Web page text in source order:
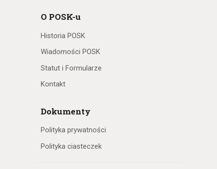
O POSK-u
Historia POSK
Wiadomości POSK
Statut i Formularze
Kontakt
Dokumenty
Polityka prywatności
Polityka ciasteczek